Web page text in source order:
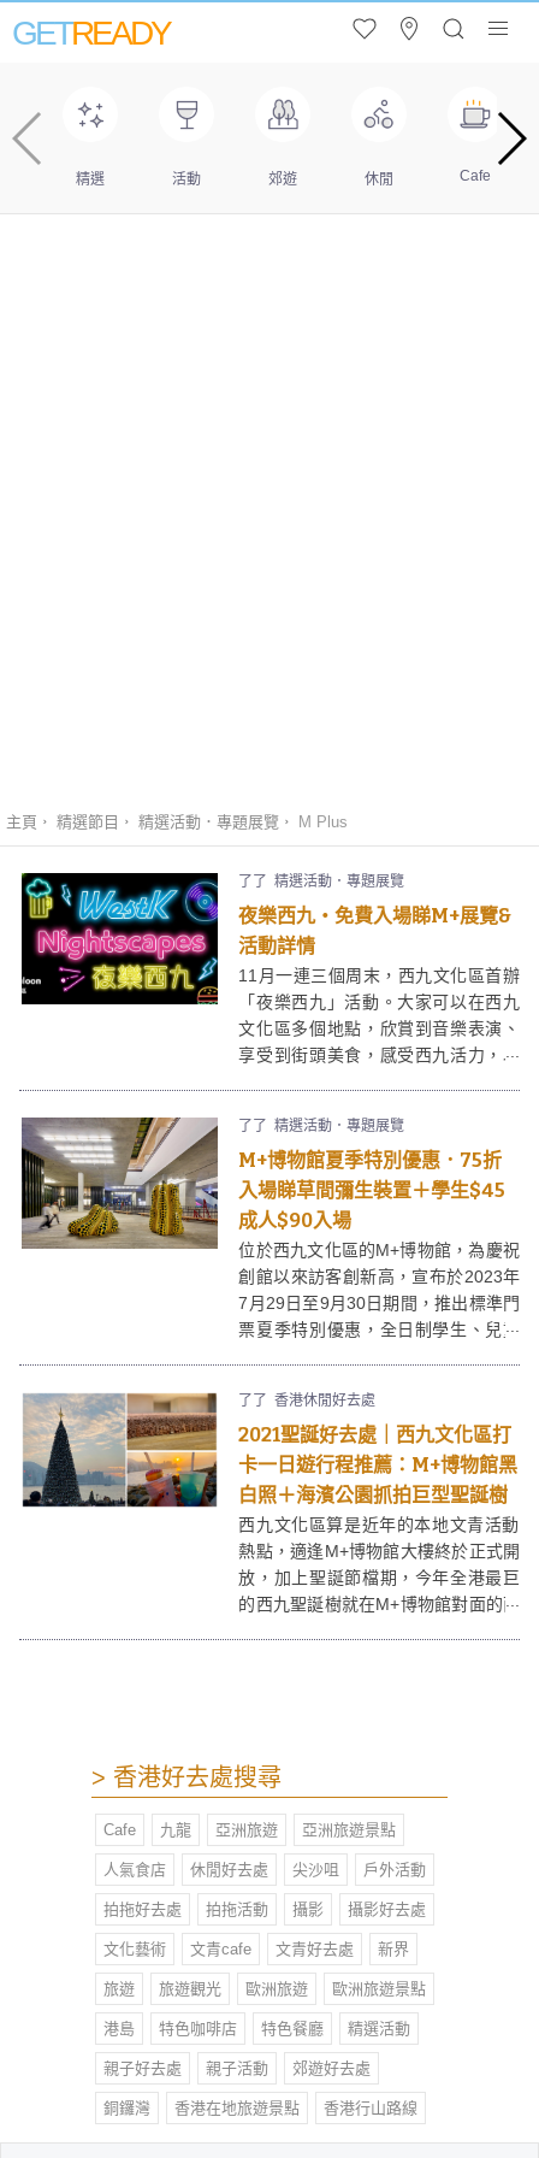
GETREADY
精選 活動 郊遊 休閒 Cafe
主頁 精選節目 精選活動．專題展覽 M Plus
了了 精選活動．專題展覽
夜樂西九・免費入場睇M+展覽&
活動詳情
11月一連三個周末，西九文化區首辦
「夜樂西九」活動。大家可以在西九
文化區多個地點，欣賞到音樂表演、
享受到街頭美食，感受西九活力，以
（11月12日）免費開放！
了了 精選活動．專題展覽
M+博物館夏季特別優惠．75折
入場睇草間彌生裝置＋學生$45
成人$90入場
位於西九文化區的M+博物館，為慶祝
創館以來訪客創新高，宣布於2023年
7月29日至9月30日期間，推出標準門
票夏季特別優惠，全日制學生、兒童
都唔使就可以睇到草間彌生、同大量
珍貴嘅視覺藝術作品，呢個暑期快啲
mark實啦！
了了 香港休閒好去處
2021聖誕好去處｜西九文化區打
卡一日遊行程推薦：M+博物館黑
白照＋海濱公園抓拍巨型聖誕樹
西九文化區算是近年的本地文青活動
熱點，適逢M+博物館大樓終於正式開
放，加上聖誕節檔期，今年全港最巨
的西九聖誕樹就在M+博物館對面的西
> 香港好去處搜尋
Cafe 九龍 亞洲旅遊 亞洲旅遊景點
人氣食店 休閒好去處 尖沙咀 戶外活動
拍拖好去處 拍拖活動 攝影 攝影好去處
文化藝術 文青cafe 文青好去處 新界
旅遊 旅遊觀光 歐洲旅遊 歐洲旅遊景點
港島 特色咖啡店 特色餐廳 精選活動
親子好去處 親子活動 郊遊好去處
銅鑼灣 香港在地旅遊景點 香港行山路線